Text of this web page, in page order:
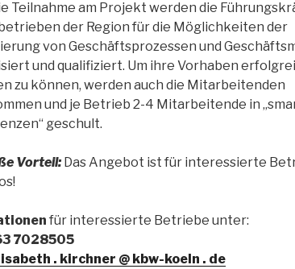
Teilnahme am Projekt werden die
der Region für die Möglichkeiten der
von Geschäftsprozessen und
und qualifiziert. Um ihre Vorhaben
zu können, werden auch die Mitarbeitenden
und je Betrieb 2-4 Mitarbeitende in
geschult.
e Vorteil: Das Angebot ist für interessierte
für interessierte Betriebe unter:
7028505
. kirchner @ kbw-koeln . de